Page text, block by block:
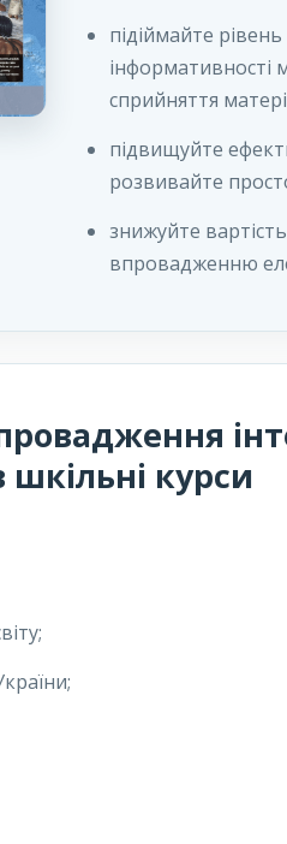
підіймайте
інформативності
сприйняття
підвищуйте
розвивайте
знижуйте
впровадженню
шкільні курси